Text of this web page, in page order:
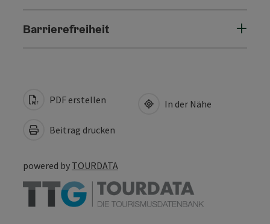
Barrierefreiheit
PDF erstellen
Beitrag drucken
In der Nähe
powered by TOURDATA